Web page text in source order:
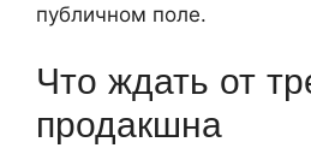
публичном поле.
Что ждать от
продакшна